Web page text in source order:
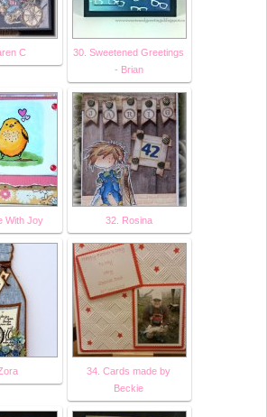
C
30. Sweetened Greetings
- Brian
With Joy 32. Rosina
34. Cards made by
Beckie